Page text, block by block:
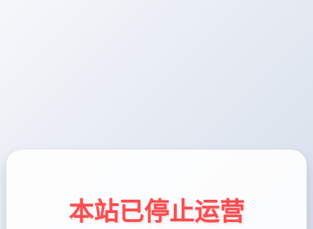
本站已停止运营